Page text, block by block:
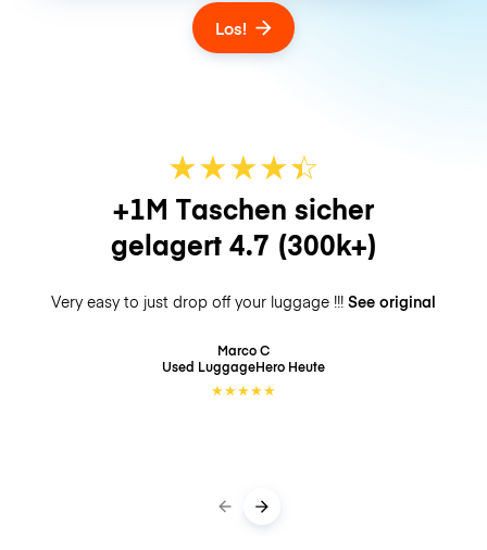
Los!
★★★★☆
★
+1M Taschen sicher
gelagert 4.7 (300k+)
Very easy to just drop off your luggage !!! See original
Marco C
Used LuggageHero Heute
★★★★★